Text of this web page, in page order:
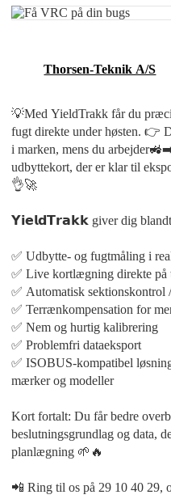
Thorsen-Teknik A/S
💡Med YieldTrakk får du
fugt direkte under høsten. 👉
i marken, mens du
udbyttekort, der er klar til
👌🚀
𝗬𝗶𝗲𝗹𝗱𝗧𝗿𝗮𝗸𝗸 giver dig blandt
✅ Udbytte- og fugtmåling i
✅ Live kortlægning direkte på
✅ Automatisk sektionskontrol
✅ Terrænkompensation for
✅ Nem og hurtig kalibrering
✅ Problemfri dataeksport
✅ ISOBUS-kompatibel
mærker og modeller
Kort fortalt: Du får bedre
beslutningsgrundlag og data,
planlægning 🌱🔥
📲 Ring til os på 29 10 40 29,